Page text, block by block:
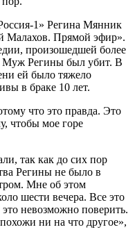
1» Регина Мянник
Малахов. Прямой эфир».
произошедшей более
Муж Регины был убит. В
ей было тяжело
в браке 10 лет.
что это правда. Это
чтобы мое горе
так как до сих пор
Регины не было в
Мне об этом
шести вечера. Все это
невозможно поверить.
ни на что другое»,